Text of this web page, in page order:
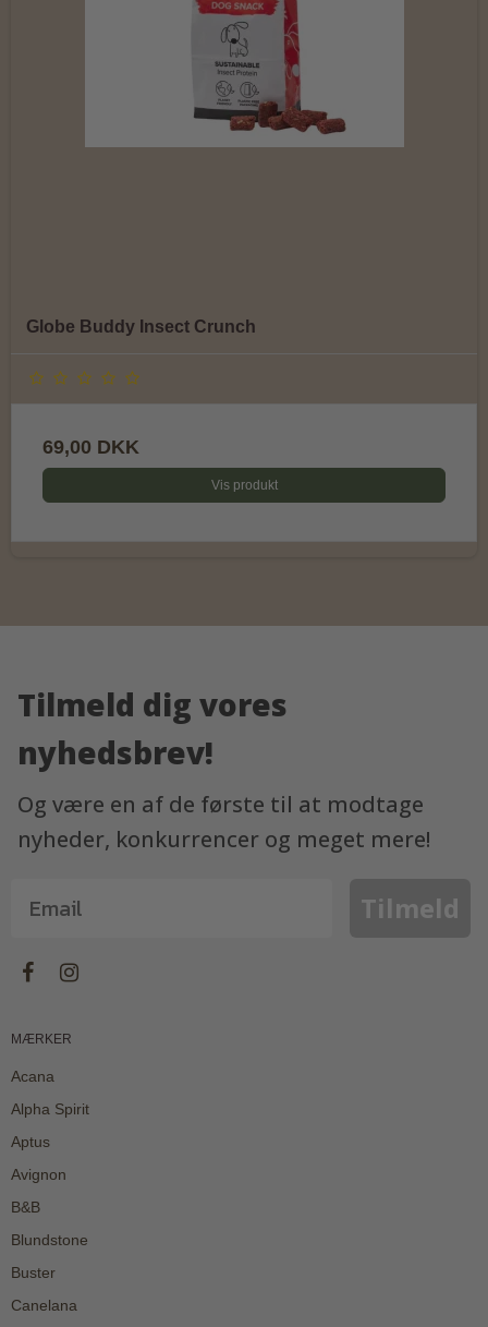
Globe Buddy Insect Crunch
69,00 DKK
Vis produkt
Tilmeld dig vores
nyhedsbrev!
Og være en af de første til at modtage
nyheder, konkurrencer og meget mere!
Tilmeld
MÆRKER
Acana
Alpha Spirit
Aptus
Avignon
B&B
Blundstone
Buster
Canelana